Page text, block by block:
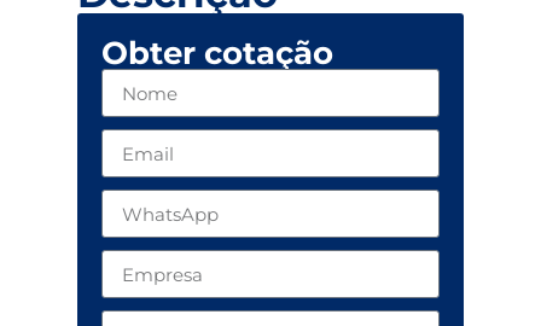
Obter cotação